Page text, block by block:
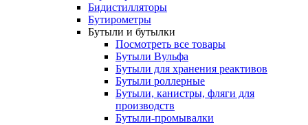
Бидистилляторы
Бутирометры
Бутыли и бутылки
Посмотреть все товары
Бутыли Вульфа
Бутыли для хранения реактивов
Бутыли роллерные
Бутыли, канистры, фляги для
производств
Бутыли-промывалки